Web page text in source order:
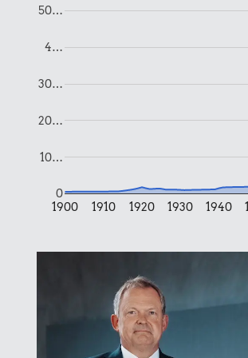
14 kr. Rolex-
Tyggegummi
1900 1910 1920 1930 1940
0
10…
20…
30…
4…
50…